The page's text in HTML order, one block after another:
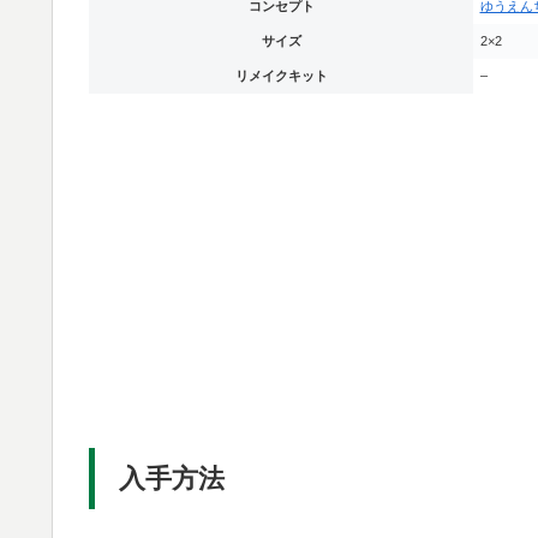
コンセプト ゆうえん
サイズ 2×2
リメイクキット –
入手方法